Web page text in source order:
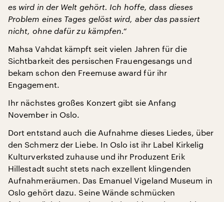
es wird in der Welt gehört. Ich hoffe, dass dieses
Problem eines Tages gelöst wird, aber das passiert
nicht, ohne dafür zu kämpfen.“
Mahsa Vahdat kämpft seit vielen Jahren für die
Sichtbarkeit des persischen Frauengesangs und
bekam schon den Freemuse award für ihr
Engagement.
Ihr nächstes großes Konzert gibt sie Anfang
November in Oslo.
Dort entstand auch die Aufnahme dieses Liedes, über
den Schmerz der Liebe. In Oslo ist ihr Label Kirkelig
Kulturverksted zuhause und ihr Produzent Erik
Hillestadt sucht stets nach exzellent klingenden
Aufnahmeräumen. Das Emanuel Vigeland Museum in
Oslo gehört dazu. Seine Wände schmücken